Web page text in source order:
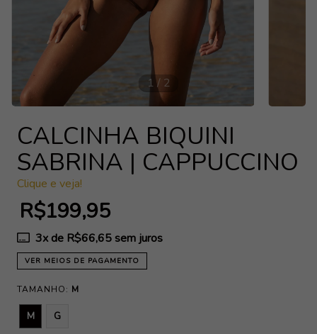
1/ 2
CALCINHA BIQUINI
SABRINA | CAPPUCCINO
Clique e veja!
R$199,95
3x de R$66,65 sem juros
VER MEIOS DE PAGAMENTO
TAMANHO: M
M G